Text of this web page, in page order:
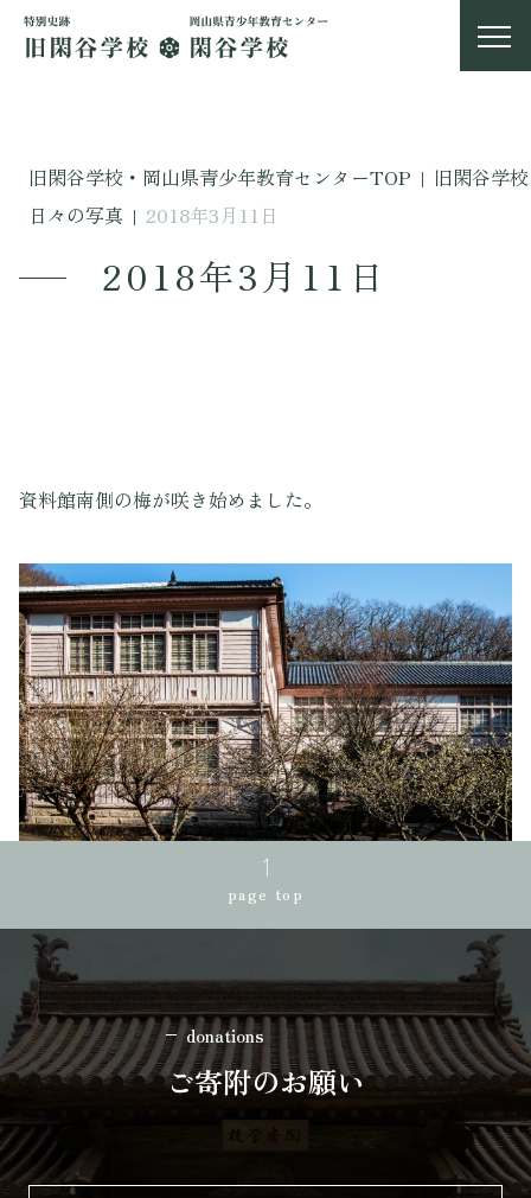
旧閑谷学校・岡山県青少年教育センターTOP | 旧閑谷学校
日々の写真 | 2018年3月11日
2018年3月11日
資料館南側の梅が咲き始めました。
page top
donations
ご寄附のお願い